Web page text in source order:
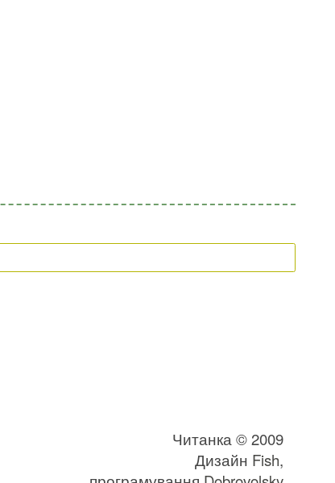
Читанка © 2009
Дизайн Fish,